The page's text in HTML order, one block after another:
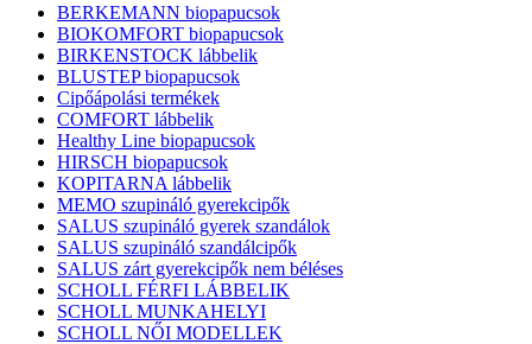
BERKEMANN biopapucsok
BIOKOMFORT biopapucsok
BIRKENSTOCK lábbelik
BLUSTEP biopapucsok
Cipőápolási termékek
COMFORT lábbelik
Healthy Line biopapucsok
HIRSCH biopapucsok
KOPITARNA lábbelik
MEMO szupináló gyerekcipők
SALUS szupináló gyerek szandálok
SALUS szupináló szandálcipők
SALUS zárt gyerekcipők nem béléses
SCHOLL FÉRFI LÁBBELIK
SCHOLL MUNKAHELYI
SCHOLL NŐI MODELLEK